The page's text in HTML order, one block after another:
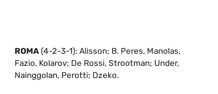
ROMA (4-2-3-1): Alisson; B. Peres, Manolas,
Fazio, Kolarov; De Rossi, Strootman; Under,
Nainggolan, Perotti; Dzeko.